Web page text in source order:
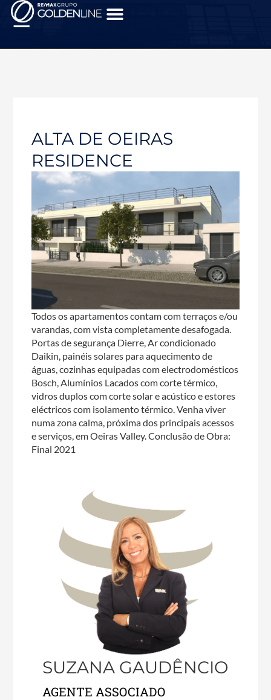
ALTA DE OEIRAS
RESIDENCE
Todos os apartamentos contam com terraços e/ou
varandas, com vista completamente desafogada.
Portas de segurança Dierre, Ar condicionado
Daikin, painéis solares para aquecimento de
águas, cozinhas equipadas com electrodomésticos
Bosch, Alumínios Lacados com corte térmico,
vidros duplos com corte solar e acústico e estores
eléctricos com isolamento térmico. Venha viver
numa zona calma, próxima dos principais acessos
e serviços, em Oeiras Valley. Conclusão de Obra:
Final 2021
SUZANA GAUDÊNCIO
AGENTE ASSOCIADO